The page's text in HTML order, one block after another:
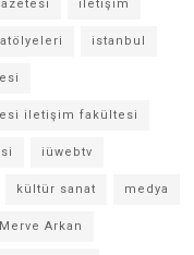
iletişim
istanbul
iletişim fakültesi
iüwebtv
kültür sanat medya
Merve Arkan